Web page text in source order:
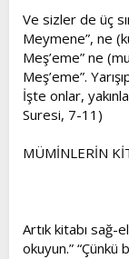
Ve sizler de üç
Meymene”, ne
Meş’eme” ne
Meş’eme”.
İşte onlar,
Suresi, 7-11)
MÜMİNLERİN
Artık kitabı sağ-
okuyun.” “Çünkü